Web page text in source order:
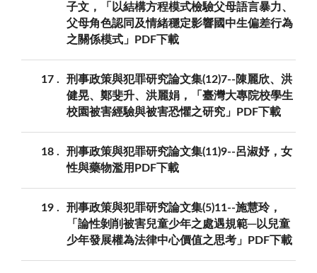
子文，「以結構方程模式檢驗父母語言暴力、
父母角色認同及情緒穩定影響國中生偏差行為
之關係模式」PDF下載
17
刑事政策與犯罪研究論文集(12)7--陳麗欣、洪
健晃、鄭斐升、洪麗娟，「臺灣大專院校學生
校園被害經驗與被害恐懼之研究」PDF下載
18
刑事政策與犯罪研究論文集(11)9--呂淑妤，女
性與藥物濫用PDF下載
19
刑事政策與犯罪研究論文集(5)11--施慧玲，
「論性剝削被害兒童少年之處遇規範─以兒童
少年發展權為法律中心價值之思考」PDF下載